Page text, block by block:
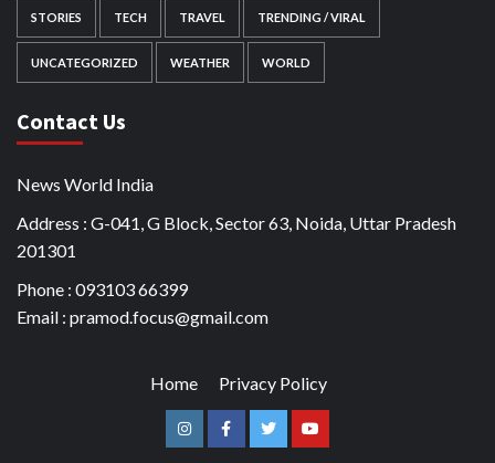
STORIES TECH TRAVEL TRENDING / VIRAL
UNCATEGORIZED WEATHER WORLD
Contact Us
News World India
Address : G-041, G Block, Sector 63, Noida, Uttar Pradesh
201301
Phone : 093103 66399
Email : pramod.focus@gmail.com
Home Privacy Policy
InstagramFacebookTwitterYoutube